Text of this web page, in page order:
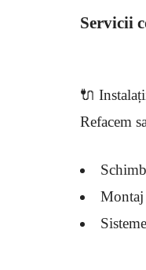
Servicii
🔌
Refacem